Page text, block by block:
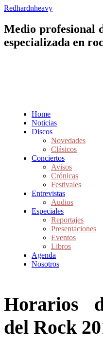
Redhardnheavy
Medio profesional
especializada en
Home
Noticias
Discos
Novedades
Clásicos
Conciertos
Avisos
Crónicas
Festivales
Entrevistas
Audios
Especiales
Reportajes
Presentaciones
Eventos
Libros
Agenda
Nosotros
Horarios
del Rock